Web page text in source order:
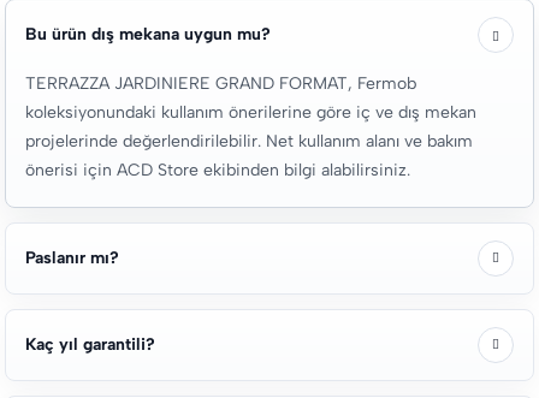
Bu ürün dış mekana uygun mu?
TERRAZZA JARDINIERE GRAND FORMAT, Fermob
koleksiyonundaki kullanım önerilerine göre iç ve dış mekan
projelerinde değerlendirilebilir. Net kullanım alanı ve bakım
önerisi için ACD Store ekibinden bilgi alabilirsiniz.
Paslanır mı?
Kaç yıl garantili?